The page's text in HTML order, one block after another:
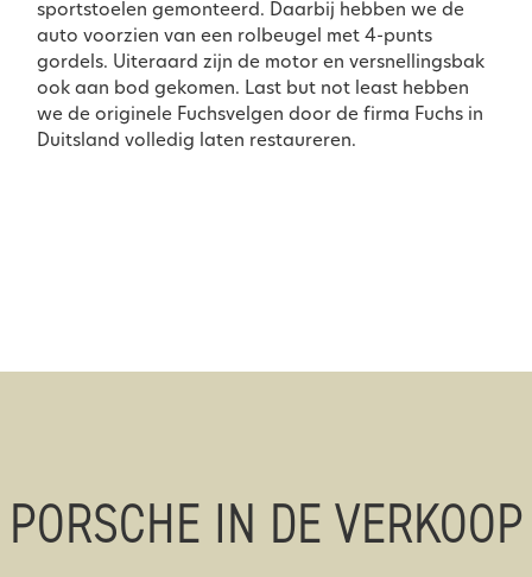
sportstoelen gemonteerd. Daarbij hebben we de
auto voorzien van een rolbeugel met 4-punts
gordels. Uiteraard zijn de motor en versnellingsbak
ook aan bod gekomen. Last but not least hebben
we de originele Fuchsvelgen door de firma Fuchs in
Duitsland volledig laten restaureren.
PORSCHE IN DE VERKOOP